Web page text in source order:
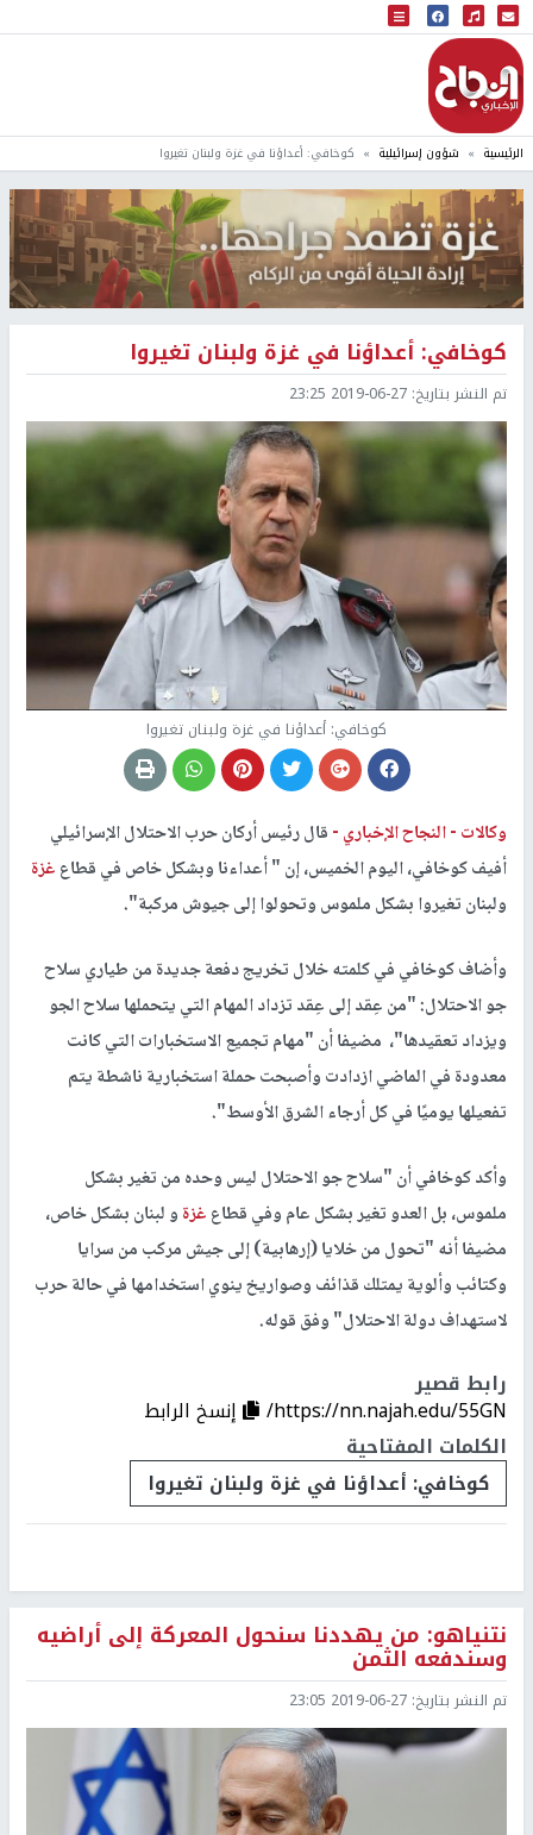
البث المباشر
إذاعة النجاح
الرئيسية شؤون إسرائيلية كوخافي: أعداؤنا في غزة ولبنان تغيروا
كوخافي: أعداؤنا في غزة ولبنان تغيروا
تم النشر بتاريخ: 2019-06-27 23:25
كوخافي: أعداؤنا في غزة ولبنان تغيروا
وكالات -النجاح الإخباري -قال رئيس أركان حرب الاحتلال الإسرائيلي
أفيف كوخافي، اليوم الخميس، إن " أعداءنا وبشكل خاص في قطاعغزة
ولبنان تغيروا بشكل ملموس وتحولوا إلى جيوش مركبة".
وأضاف كوخافي في كلمته خلال تخريج دفعة جديدة من طياري سلاح
جو الاحتلال: "من عِقد إلى عِقد تزداد المهام التي يتحملها سلاح الجو
ويزداد تعقيدها"، مضيفا أن "مهام تجميع الاستخبارات التي كانت
معدودة في الماضي ازدادت وأصبحت حملة استخبارية ناشطة يتم
تفعيلها يوميًا في كل أرجاء الشرق الأوسط".
وأكد كوخافي أن "سلاح جو الاحتلال ليس وحده من تغير بشكل
ملموس، بل العدو تغير بشكل عام وفي قطاعغزةو لبنان بشكل خاص،
مضيفا أنه "تحول من خلايا (إرهابية) إلى جيش مركب من سرايا
وكتائب وألوية يمتلك قذائف وصواريخ ينوي استخدامها في حالة حرب
لاستهداف دولة الاحتلال" وفق قوله.
رابط قصير
https://nn.najah.edu/55GN/
إنسخ الرابط
الكلمات المفتاحية
كوخافي: أعداؤنا في غزة ولبنان تغيروا
نتنياهو: من يهددنا سنحول المعركة إلى أراضيه
وسندفعه الثمن
تم النشر بتاريخ: 2019-06-27 23:05